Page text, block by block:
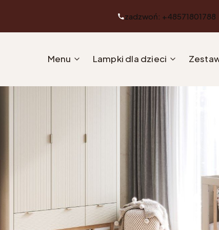
zadzwoń: +48571801788
Menu Lampki dla dzieci